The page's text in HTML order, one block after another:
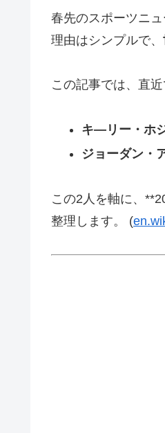
春先のスポーツニ
理由はシンプルで、
この記事では、直
キ―リー・ホ
ジョーダン・
この2人を軸に、
整理します。 (